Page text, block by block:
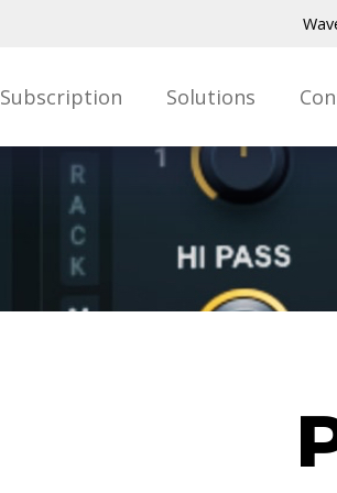
Subscription Solutions